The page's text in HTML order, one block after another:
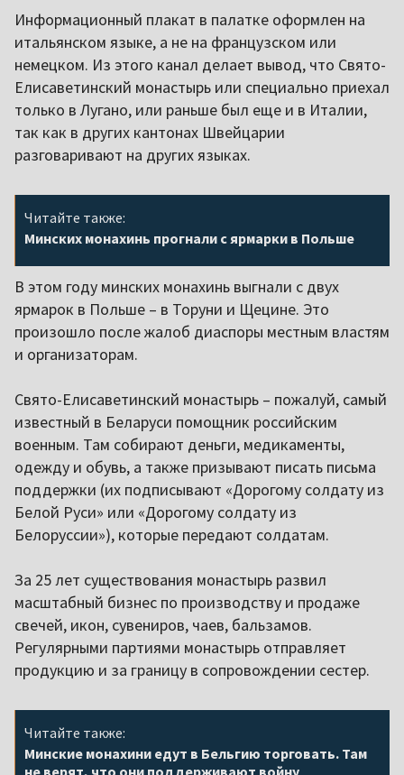
Информационный плакат в палатке оформлен на
итальянском языке, а не на французском или
немецком. Из этого канал делает вывод, что Свято-
Елисаветинский монастырь или специально приехал
только в Лугано, или раньше был еще и в Италии,
так как в других кантонах Швейцарии
разговаривают на других языках.
Читайте также:
Минских монахинь прогнали с ярмарки в Польше
В этом году минских монахинь выгнали с двух
ярмарок в Польше – в Торуни и Щецине. Это
произошло после жалоб диаспоры местным властям
и организаторам.
Свято-Елисаветинский монастырь – пожалуй, самый
известный в Беларуси помощник российским
военным. Там собирают деньги, медикаменты,
одежду и обувь, а также призывают писать письма
поддержки (их подписывают «Дорогому солдату из
Белой Руси» или «Дорогому солдату из
Белоруссии»), которые передают солдатам.
За 25 лет существования монастырь развил
масштабный бизнес по производству и продаже
свечей, икон, сувениров, чаев, бальзамов.
Регулярными партиями монастырь отправляет
продукцию и за границу в сопровождении сестер.
Читайте также:
Минские монахини едут в Бельгию торговать. Там